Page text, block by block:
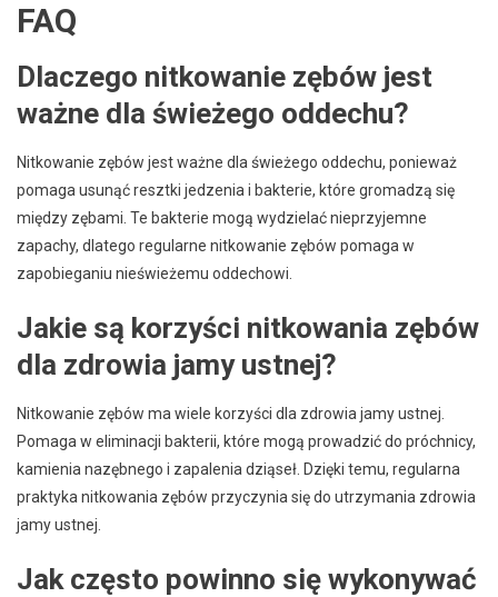
FAQ
Dlaczego nitkowanie zębów jest
ważne dla świeżego oddechu?
Nitkowanie zębów jest ważne dla świeżego oddechu, ponieważ
pomaga usunąć resztki jedzenia i bakterie, które gromadzą się
między zębami. Te bakterie mogą wydzielać nieprzyjemne
zapachy, dlatego regularne nitkowanie zębów pomaga w
zapobieganiu nieświeżemu oddechowi.
Jakie są korzyści nitkowania zębów
dla zdrowia jamy ustnej?
Nitkowanie zębów ma wiele korzyści dla zdrowia jamy ustnej.
Pomaga w eliminacji bakterii, które mogą prowadzić do próchnicy,
kamienia nazębnego i zapalenia dziąseł. Dzięki temu, regularna
praktyka nitkowania zębów przyczynia się do utrzymania zdrowia
jamy ustnej.
Jak często powinno się wykonywać